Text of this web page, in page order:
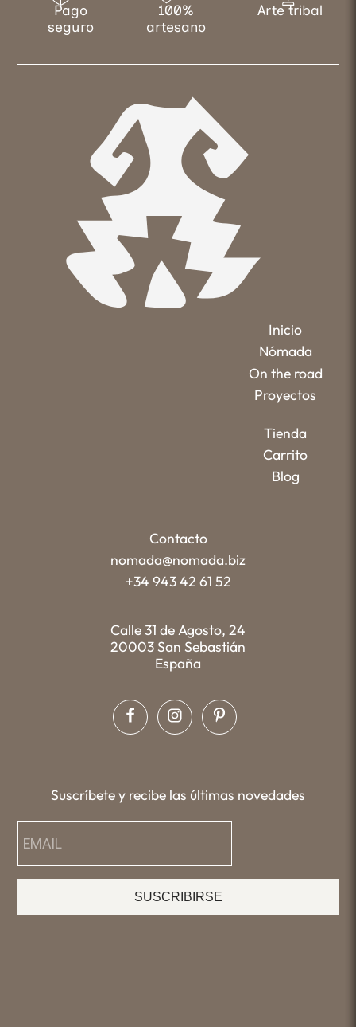
Pago
seguro
100%
artesano
Arte tribal
Inicio
Nómada
On the road
Proyectos
Tienda
Carrito
Blog
Contacto
nomada@nomada.biz
+34 943 42 61 52
Calle 31 de Agosto, 24
20003 San Sebastián
España
Suscríbete y recibe las últimas novedades
SUSCRIBIRSE